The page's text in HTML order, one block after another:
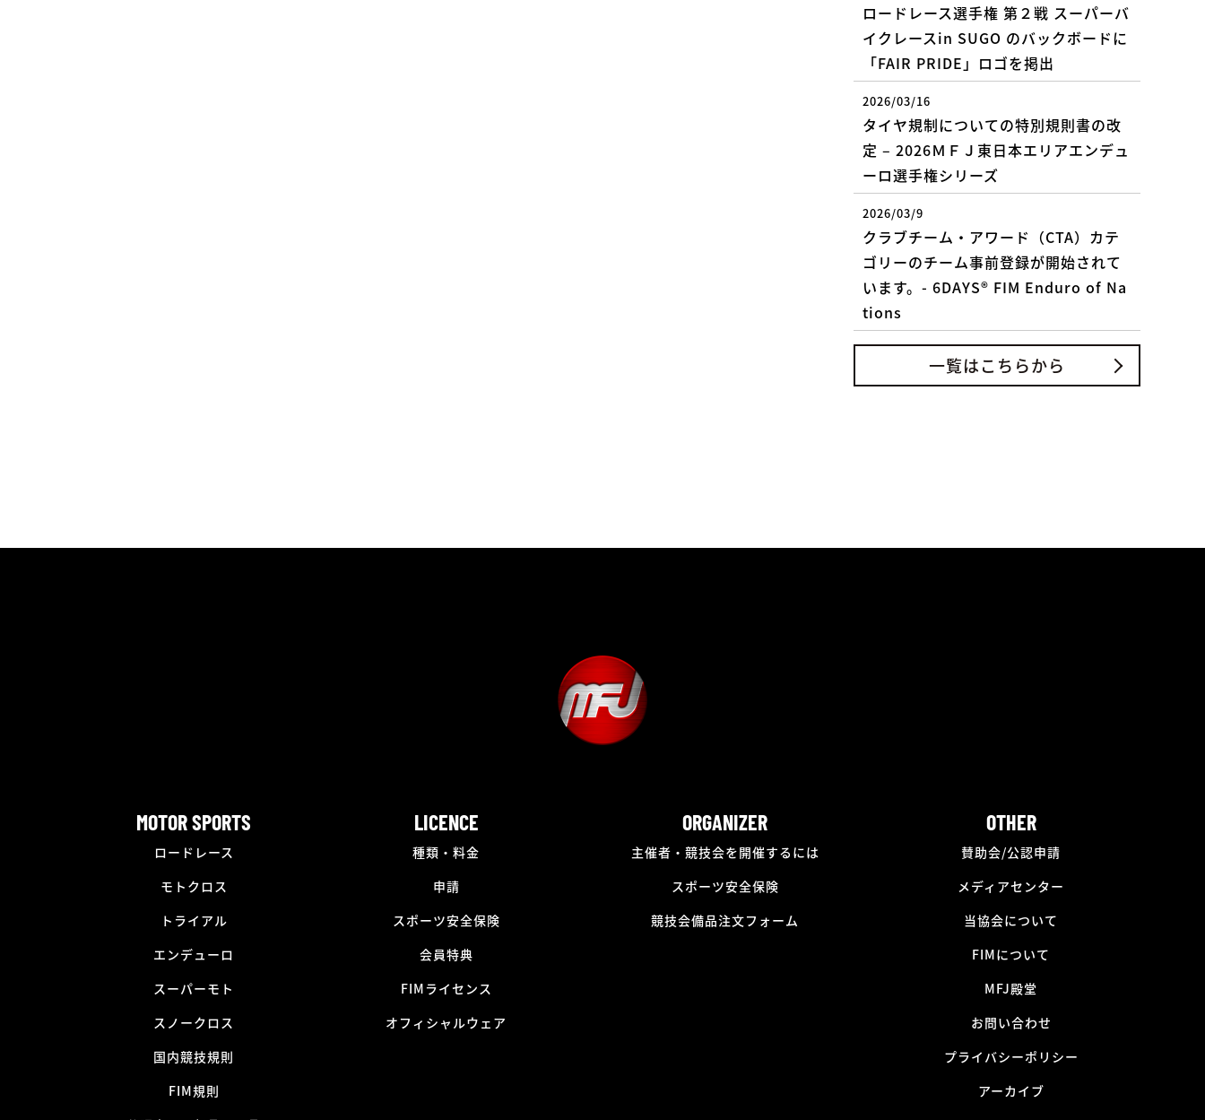
ロードレース選手権 第２戦 スーパーバ
イクレースin SUGO のバックボードに
「FAIR PRIDE」ロゴを掲出
2026/03/16
タイヤ規制についての特別規則書の改
定 – 2026ＭＦＪ東日本エリアエンデュ
ーロ選手権シリーズ
2026/03/9
クラブチーム・アワード（CTA）カテ
ゴリーのチーム事前登録が開始されて
います。- 6DAYS® FIM Enduro of Na
tions
一覧はこちらから
MOTOR SPORTS
ロードレース
モトクロス
トライアル
エンデューロ
スーパーモト
スノークロス
国内競技規則
FIM規則
LICENCE
種類・料金
申請
スポーツ安全保険
会員特典
FIMライセンス
オフィシャルウェア
ORGANIZER
主催者・競技会を開催するには
スポーツ安全保険
競技会備品注文フォーム
OTHER
賛助会/公認申請
メディアセンター
当協会について
FIMについて
MFJ殿堂
お問い合わせ
プライバシーポリシー
アーカイブ